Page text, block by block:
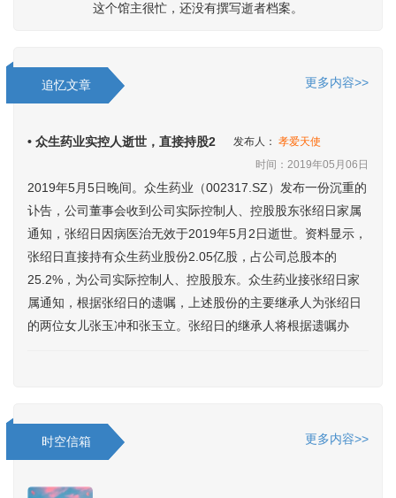
这个馆主很忙，还没有撰写逝者档案。
追忆文章 更多内容>>
• 众生药业实控人逝世，直接持股2 发布人： 孝爱天使
时间：2019年05月06日
2019年5月5日晚间。众生药业（002317.SZ）发布一份沉重的
讣告，公司董事会收到公司实际控制人、控股股东张绍日家属
通知，张绍日因病医治无效于2019年5月2日逝世。资料显示，
张绍日直接持有众生药业股份2.05亿股，占公司总股本的
25.2%，为公司实际控制人、控股股东。众生药业接张绍日家
属通知，根据张绍日的遗嘱，上述股份的主要继承人为张绍日
的两位女儿张玉冲和张玉立。张绍日的继承人将根据遗嘱办
时空信箱 更多内容>>